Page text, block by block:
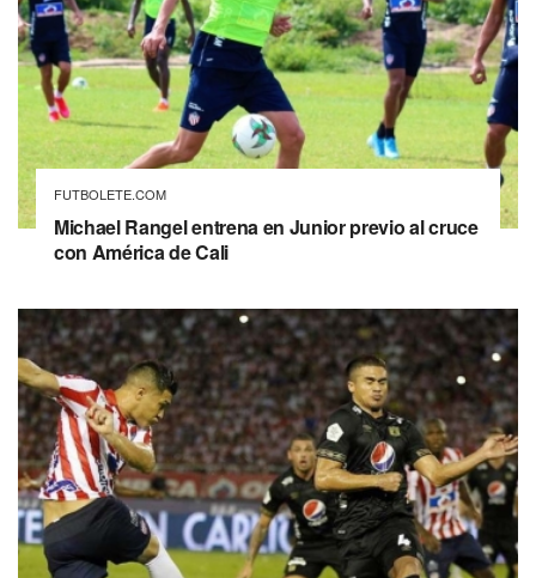
FUTBOLETE.COM
Michael Rangel entrena en Junior previo al cruce
con América de Cali